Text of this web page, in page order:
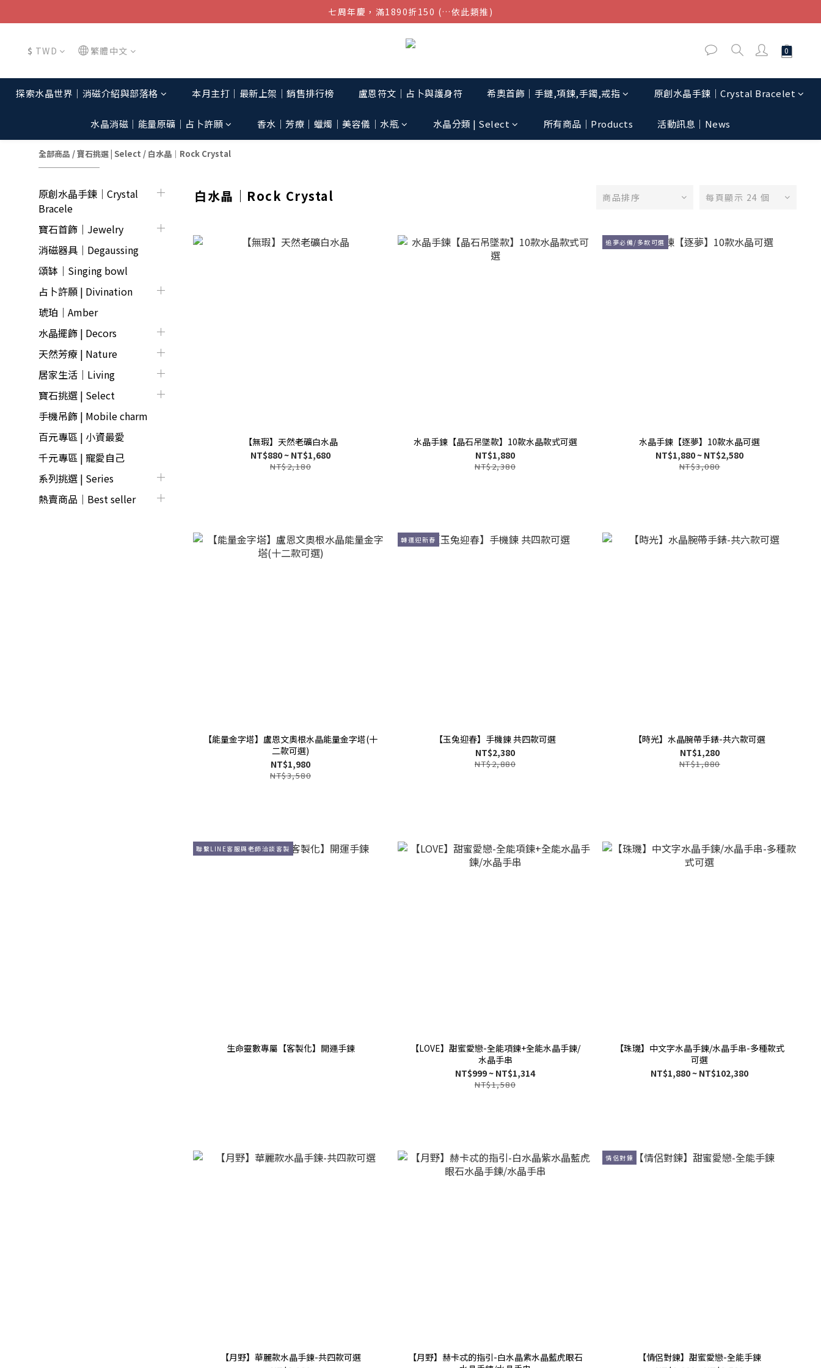
結帳金額滿$1080超取免運
七周年慶，滿1890折150 (…依此類推)
$ TWD 繁體中文
探索水晶世界│消磁介紹與部落格 本月主打│最新上架│銷售排行榜 盧恩符文｜占卜與護身符 希奧首飾│手鏈,項鍊,手鐲,戒指 原創水晶手鍊│Crystal Bracelet
水晶消磁│能量原礦│占卜許願 香水│芳療│蠟燭│美容儀│水瓶 水晶分類 | Select 所有商品｜Products 活動訊息│News
全部商品 /寶石挑選 | Select / 白水晶｜Rock Crystal
原創水晶手鍊│Crystal
Bracele
寶石首飾｜Jewelry
消磁器具｜Degaussing
頌缽｜Singing bowl
占卜許願 | Divination
琥珀｜Amber
水晶擺飾 | Decors
天然芳療 | Nature
居家生活｜Living
寶石挑選 | Select
手機吊飾 | Mobile charm
百元專區 | 小資最愛
千元專區 | 寵愛自己
系列挑選 | Series
熱賣商品│Best seller
白水晶｜Rock Crystal 商品排序 每頁顯示 24 個
【無瑕】天然老礦白水晶
NT$880 ~ NT$1,680
NT$2,180
水晶手鍊【晶石吊墜款】10款水晶款式可選
NT$1,880
NT$2,380
追夢必備/多款可選
水晶手鍊【逐夢】10款水晶可選
NT$1,880 ~ NT$2,580
NT$3,080
【能量金字塔】盧恩文奧根水晶能量金字塔(十
二款可選)
NT$1,980
NT$3,580
轉運迎新春
【玉兔迎春】手機鍊 共四款可選
NT$2,380
NT$2,880
【時光】水晶腕帶手錶-共六款可選
NT$1,280
NT$1,880
聯繫LINE客服與老師洽談客製
生命靈數專屬【客製化】開運手鍊
【LOVE】甜蜜愛戀-全能項鍊+全能水晶手鍊/
水晶手串
NT$999 ~ NT$1,314
NT$1,580
【珠璣】中文字水晶手鍊/水晶手串-多種款式
可選
NT$1,880 ~ NT$102,380
【月野】華麗款水晶手鍊-共四款可選
【月野】赫卡忒的指引-白水晶紫水晶藍虎眼石
情侶對鍊
【情侶對鍊】甜蜜愛戀-全能手鍊